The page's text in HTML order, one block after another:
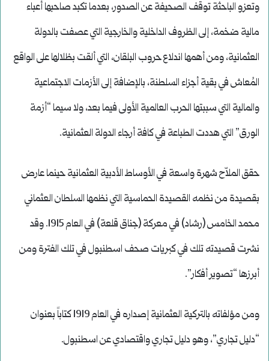
وتعزو الباحثة توقف الصحيفة عن الصدور، بعدما تكبد صاحبها أعباء
مالية ضخمة، إلى الظروف الداخلية والخارجية التي عصفت بالدولة
العثمانية، ومن أهمها اندلاع حروب البلقان، التي ألقت بظلالها على الواقع
المُعاش في بقية أجزاء السلطنة، بالإضافة إلى الأزمات الاجتماعية
والمالية التي سببتها الحرب العالمية الأولى فيما بعد، ولا سيما “أزمة
الورق” التي هددت الطباعة في كافة أرجاء الدولة العثمانية.
حقق الملاّح شهرة واسعة في الأوساط الأدبية العثمانية حينما عارض
بقصيدة من نظمه القصيدة الحماسية التي نظمها السلطان العثماني
محمد الخامس (رشاد) في معركة (جناق قلعة) في العام 1915. وقد
نشرت قصيدته تلك في كبريات صحف اسطنبول في تلك الفترة ومن
أبرزها “تصوير أفكار”.
ومن مؤلفاته بالتركية العثمانية إصداره في العام 1919 كتاباً بعنوان
“دليل تجاري”، وهو دليل تجاري واقتصادي عن اسطنبول.